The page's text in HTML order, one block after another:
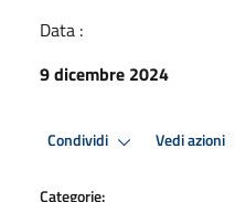
Data :
9 dicembre 2024
Condividi Vedi azioni
Categorie: